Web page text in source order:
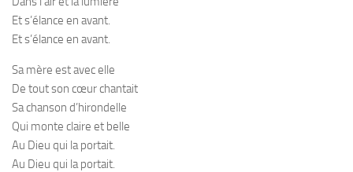
Et s’élance en avant.
Et s’élance en avant.
Sa mère est avec elle
De tout son cœur chantait
Sa chanson d’hirondelle
Qui monte claire et belle
Au Dieu qui la portait.
Au Dieu qui la portait.